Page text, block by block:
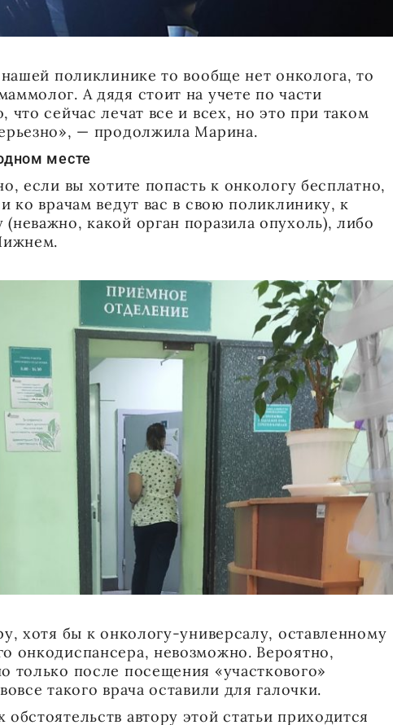
поликлинике то вообще нет онколога, то
А дядя стоит на учете по части
сейчас лечат все и всех, но это при таком
— продолжила Марина.
месте
если вы хотите попасть к онкологу бесплатно,
ко врачам ведут вас в свою поликлинику, к
какой орган поразила опухоль), либо
хотя бы к онкологу-универсалу, оставленному
онкодиспансера, невозможно. Вероятно,
только после посещения «участкового»
такого врача оставили для галочки.
автору этой статьи приходится